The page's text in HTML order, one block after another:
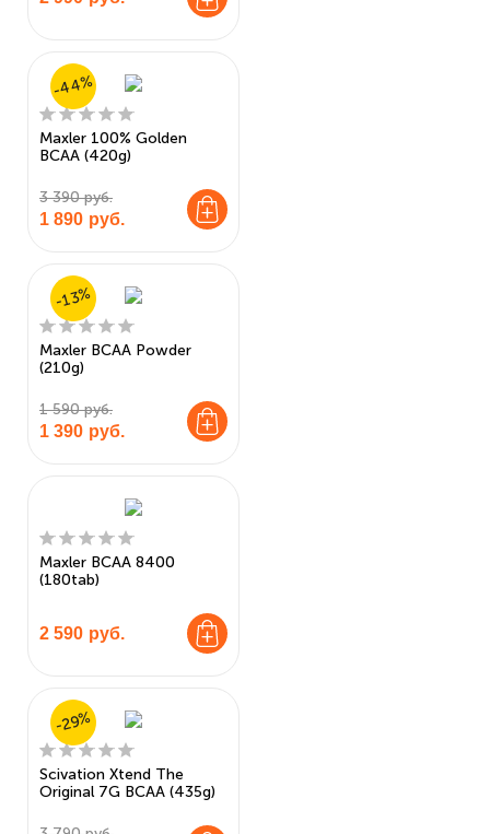
Maxler 100% Golden
BCAA (420g)
3 390 руб.
1 890 руб.
-44%
Maxler BCAA Powder
(210g)
1 590 руб.
1 390 руб.
-13%
Maxler BCAA 8400
(180tab)
2 590 руб.
Scivation Xtend The
Original 7G BCAA (435g)
-29%